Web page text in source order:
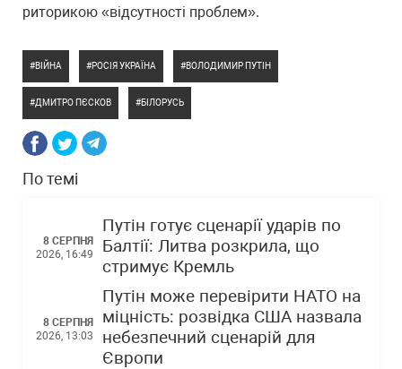
риторикою «відсутності проблем».
ВІЙНА РОСІЯ УКРАЇНА ВОЛОДИМИР ПУТІН
ДМИТРО ПЄСКОВ БІЛОРУСЬ
По темі
8 СЕРПНЯ
2026, 16:49
Путін готує сценарії ударів по
Балтії: Литва розкрила, що
стримує Кремль
8 СЕРПНЯ
2026, 13:03
Путін може перевірити НАТО на
міцність: розвідка США назвала
небезпечний сценарій для
Європи